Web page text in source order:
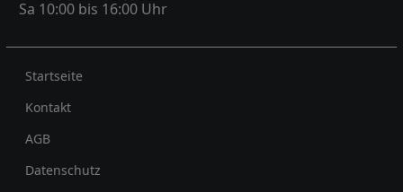
Sa 10:00 bis 16:00 Uhr
Rechtliches
Startseite
Kontakt
AGB
Datenschutz